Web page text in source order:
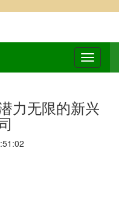
力无限的新兴